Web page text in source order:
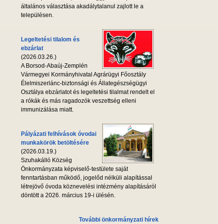
általános választása akadálytalanul zajlott le a
településen.
Legeltetési tilalom és
ebzárlat
(2026.03.26.)
A Borsod-Abaúj-Zemplén
Vármegyei Kormányhivatal Agrárügyi Főosztály
Élelmiszerlánc-biztonsági és Állategészségügyi
Osztálya ebzárlatot és legeltetési tilalmat rendelt el
a rókák és más ragadozók veszettség elleni
immunizálása miatt.
Pályázati felhívások óvodai
munkakörök betöltésére
(2026.03.19.)
Szuhakálló Község
Önkormányzata képviselő-testülete saját
fenntartásban működő, jogelőd nélküli alapítással
létrejövő óvoda köznevelési intézmény alapításáról
döntött a 2026. március 19-i ülésén.
További önkormányzati hírek